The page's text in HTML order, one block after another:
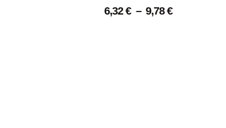
6,32€ – 9,78€